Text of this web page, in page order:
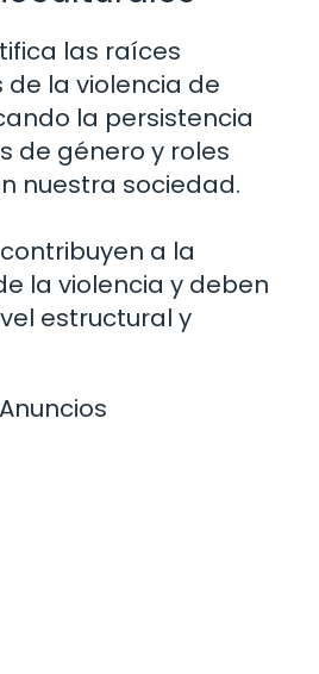
las raíces
la violencia de
la persistencia
de género y roles
nuestra sociedad.
a la
la violencia y deben
estructural y
Anuncios